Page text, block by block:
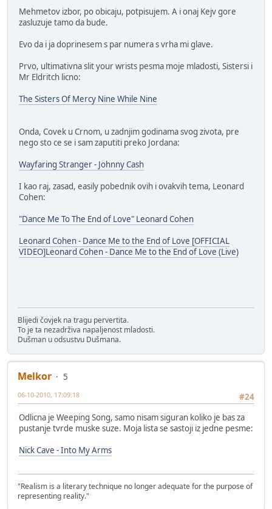
Mehmetov izbor, po obicaju, potpisujem. A i onaj Kejv gore
zasluzuje tamo da bude.
Evo da i ja doprinesem s par numera s vrha mi glave.
Prvo, ultimativna slit your wrists pesma moje mladosti, Sistersi i
Mr Eldritch licno:
The Sisters Of Mercy Nine While Nine
Onda, Covek u Crnom, u zadnjim godinama svog zivota, pre
nego sto ce se i sam zaputiti preko Jordana:
Wayfaring Stranger - Johnny Cash
I kao raj, zasad, easily pobednik ovih i ovakvih tema, Leonard
Cohen:
"Dance Me To The End of Love" Leonard Cohen
Leonard Cohen - Dance Me to the End of Love [OFFICIAL
VIDEO]Leonard Cohen - Dance Me to the End of Love (Live)
Blijedi čovjek na tragu pervertita.
To je ta nezadrživa napaljenost mladosti.
Dušman u odsustvu Dušmana.
Melkor
5
#24
06-10-2010, 17:09:18
Odlicna je Weeping Song, samo nisam siguran koliko je bas za
pustanje tvrde muske suze. Moja lista se sastoji iz jedne pesme:
Nick Cave - Into My Arms
"Realism is a literary technique no longer adequate for the purpose of
representing reality."